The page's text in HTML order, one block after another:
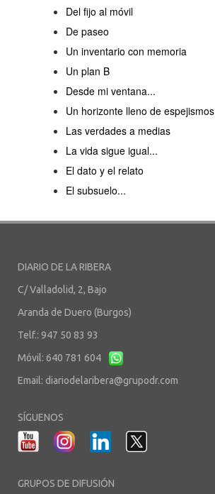
Del fijo al móvil
De paseo
Un inventario con memoria
Un plan B
Desde mi ventana...
Un horizonte lleno de espejismos
Las verdades a medias
La vida sigue igual...
El dato y el relato
El subsuelo...
DIARIO DE LA RIBERA
C/ Valladolid, 2, Bajo
Aranda de Duero (Burgos)
Telf.: 947 50 83 93
Móvil: 640 781 604
Email: diariodelaribera@grupodr.com
SÍGUENOS
GRUPOS DE DIFUSIÓN